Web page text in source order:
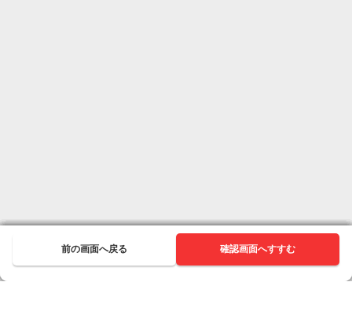
前の画面へ戻る 次へ進む
前の画面へ戻る 次へ進む
前の画面へ戻る 次へ進む
前の画面へ戻る 次へ進む
前の画面へ戻る 次へ進む
前の画面へ戻る 次へ進む
前の画面へ戻る 次へ進む
前の画面へ戻る 次へ進む
前の画面へ戻る 確認画面へすすむ